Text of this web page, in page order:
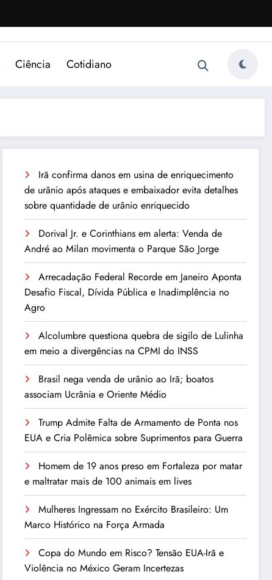
Ciência Cotidiano
Irã confirma danos em usina de enriquecimento
de urânio após ataques e embaixador evita detalhes
sobre quantidade de urânio enriquecido
Dorival Jr. e Corinthians em alerta: Venda de
André ao Milan movimenta o Parque São Jorge
Arrecadação Federal Recorde em Janeiro Aponta
Desafio Fiscal, Dívida Pública e Inadimplência no
Agro
Alcolumbre questiona quebra de sigilo de Lulinha
em meio a divergências na CPMI do INSS
Brasil nega venda de urânio ao Irã; boatos
associam Ucrânia e Oriente Médio
Trump Admite Falta de Armamento de Ponta nos
EUA e Cria Polêmica sobre Suprimentos para Guerra
Homem de 19 anos preso em Fortaleza por matar
e maltratar mais de 100 animais em lives
Mulheres Ingressam no Exército Brasileiro: Um
Marco Histórico na Força Armada
Copa do Mundo em Risco? Tensão EUA-Irã e
Violência no México Geram Incertezas